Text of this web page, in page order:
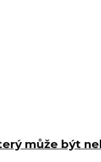
může být